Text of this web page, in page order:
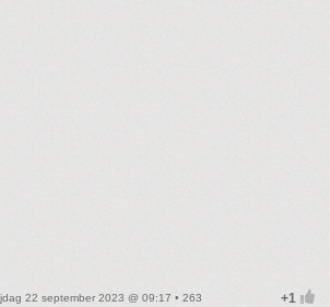
22 september 2023 @ 09:17 • 263